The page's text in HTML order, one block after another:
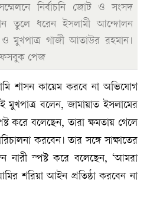
নির্বাচনি জোট ও সংসদ
তুলে ধরেন ইসলামী আন্দোলন
ও মুখপাত্র গাজী আতাউর রহমান।
পেজ
শাসন কায়েম করবে না অভিযোগ
বলেন, জামায়াত ইসলামের
করে বলেছেন, তারা ক্ষমতায় গেলে
করবেন। তার সঙ্গে সাক্ষাতের
নারী স্পষ্ট করে বলেছেন, ‘আমরা
শরিয়া আইন প্রতিষ্ঠা করবেন না